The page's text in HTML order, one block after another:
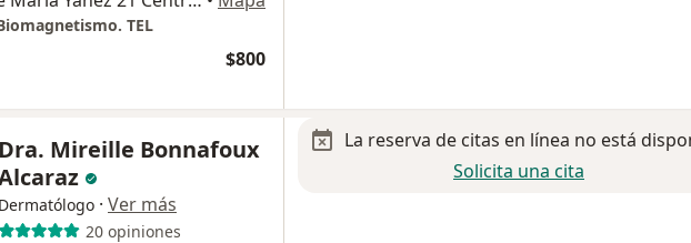
TEL
$800
Dra. Mireille Bonnafoux
Dermatólogo · Ver más
20 opiniones
La reserva de citas en línea no está
Solicita una cita